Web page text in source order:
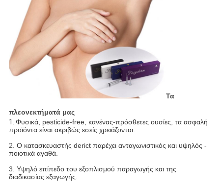
Τα
πλεονεκτήματά μας
1. Φυσικά, pesticide-free, κανένας-πρόσθετες ουσίες, τα ασφαλή
προϊόντα είναι ακριβώς εσείς χρειάζονται.
2. Ο κατασκευαστής derict παρέχει ανταγωνιστικός και υψηλός -
ποιοτικά αγαθά.
3. Υψηλό επίπεδο του εξοπλισμού παραγωγής και της
διαδικασίας εξαγωγής.